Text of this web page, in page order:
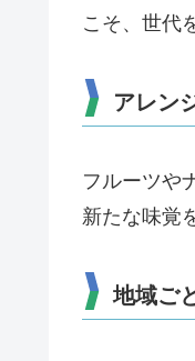
こそ、世代
アレン
フルーツや
新たな味覚
地域ご